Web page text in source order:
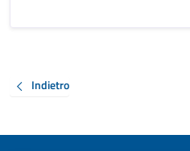
Indietro